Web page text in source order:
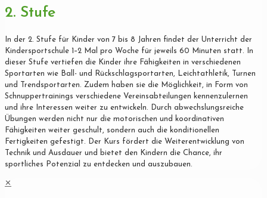
2. Stufe
In der 2. Stufe für Kinder von 7 bis 8 Jahren findet der Unterricht der
Kindersportschule 1–2 Mal pro Woche für jeweils 60 Minuten statt. In
dieser Stufe vertiefen die Kinder ihre Fähigkeiten in verschiedenen
Sportarten wie Ball- und Rückschlagsportarten, Leichtathletik, Turnen
und Trendsportarten. Zudem haben sie die Möglichkeit, in Form von
Schnuppertrainings verschiedene Vereinsabteilungen kennenzulernen
und ihre Interessen weiter zu entwickeln. Durch abwechslungsreiche
Übungen werden nicht nur die motorischen und koordinativen
Fähigkeiten weiter geschult, sondern auch die konditionellen
Fertigkeiten gefestigt. Der Kurs fördert die Weiterentwicklung von
Technik und Ausdauer und bietet den Kindern die Chance, ihr
sportliches Potenzial zu entdecken und auszubauen.
✕